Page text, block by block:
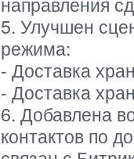
5. Улучшен
режима:
- Доставка
- Доставка
6. Добавлена
контактов по